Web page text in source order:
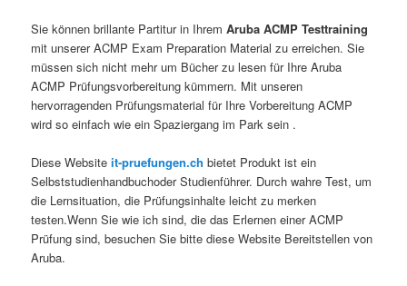
Sie können brillante Partitur in IhremAruba ACMP Testtraining
mit unserer ACMP Exam Preparation Material zu erreichen. Sie
müssen sich nicht mehr um Bücher zu lesen für Ihre Aruba
ACMP Prüfungsvorbereitung kümmern. Mit unseren
hervorragenden Prüfungsmaterial für Ihre Vorbereitung ACMP
wird so einfach wie ein Spaziergang im Park sein .
Diese Websiteit-pruefungen.ch bietet Produkt ist ein
Selbststudienhandbuchoder Studienführer. Durch wahre Test, um
die Lernsituation, die Prüfungsinhalte leicht zu merken
testen.Wenn Sie wie ich sind, die das Erlernen einer ACMP
Prüfung sind, besuchen Sie bitte diese Website Bereitstellen von
Aruba.